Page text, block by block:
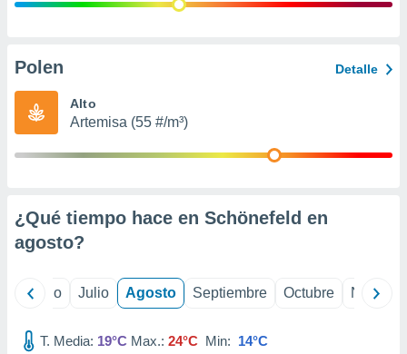
publicidad
de
Polen Detalle
Alto
Artemisa (55 #/m³)
¿Qué tiempo hace en Schönefeld en
agosto?
Junio Julio Agosto Septiembre Octubre
T. Media: 19°C Max.: 24°C Min: 14°C